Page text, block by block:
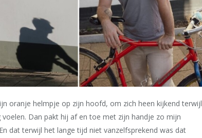
oranje helmpje op zijn hoofd, om zich heen kijkend terwijl
Dan pakt hij af en toe met zijn handje zo mijn
dat terwijl het lange tijd niet vanzelfsprekend was dat